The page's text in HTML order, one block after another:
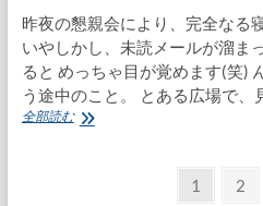
昨夜の懇親会により、完全なる
いやしかし、未読メールが溜ま
ると めっちゃ目が覚めます(笑)
う途中のこと。 とある広場で
全部読む消
固1
固
2